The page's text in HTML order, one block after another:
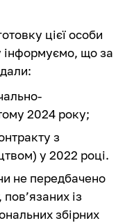
цієї особи
інформуємо, що за
2024 року;
з
у 2022 році.
не передбачено
із
збірних